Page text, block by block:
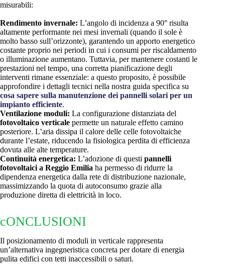
misurabili:
Rendimento invernale: L’angolo di incidenza a 90° risulta
altamente performante nei mesi invernali (quando il sole è
molto basso sull’orizzonte), garantendo un apporto energetico
costante proprio nei periodi in cui i consumi per riscaldamento
o illuminazione aumentano. Tuttavia, per mantenere costanti le
prestazioni nel tempo, una corretta pianificazione degli
interventi rimane essenziale: a questo proposito, è possibile
approfondire i dettagli tecnici nella nostra guida specifica su
cosa sapere sulla manutenzione dei pannelli solari per un
impianto efficiente.
Ventilazione moduli: La configurazione distanziata del
fotovoltaico verticale permette un naturale effetto camino
posteriore. L’aria dissipa il calore delle celle fotovoltaiche
durante l’estate, riducendo la fisiologica perdita di efficienza
dovuta alle alte temperature.
Continuità energetica: L’adozione di questi pannelli
fotovoltaici a Reggio Emilia ha permesso di ridurre la
dipendenza energetica dalla rete di distribuzione nazionale,
massimizzando la quota di autoconsumo grazie alla
produzione diretta di elettricità in loco.
cONCLUSIONI
Il posizionamento di moduli in verticale rappresenta
un’alternativa ingegneristica concreta per dotare di energia
pulita edifici con tetti inaccessibili o saturi.